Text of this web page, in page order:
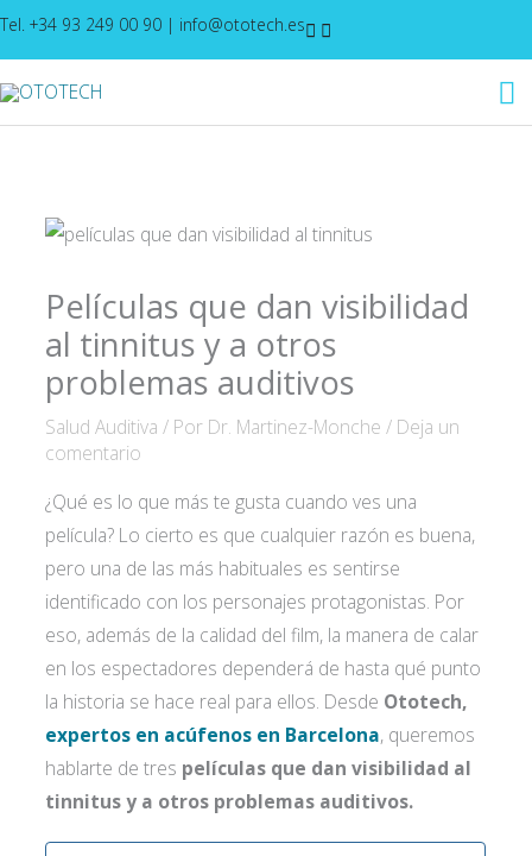
Ir
contenido
Tel. +34 93 249 00 90 | info@ototech.es
Películas que dan visibilidad
al tinnitus y a otros
problemas auditivos
Salud Auditiva / Por Dr. Martinez-Monche/ Deja un
comentario
¿Qué es lo que más te gusta cuando ves una
película? Lo cierto es que cualquier razón es buena,
pero una de las más habituales es sentirse
identificado con los personajes protagonistas. Por
eso, además de la calidad del film, la manera de calar
en los espectadores dependerá de hasta qué punto
la historia se hace real para ellos. Desde Ototech,
expertos en acúfenos en Barcelona, queremos
hablarte de tres películas que dan visibilidad al
tinnitus y a otros problemas auditivos.